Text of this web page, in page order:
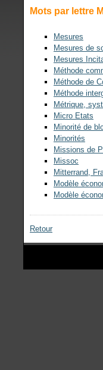
Mots par lettre M
Mesures
Mesures de
Mesures
Méthode
Méthode de
Méthode
Métrique,
Micro Etats
Minorité de
Minorités
Missions de
Missoc
Mitterrand,
Modèle
Modèle
Retour